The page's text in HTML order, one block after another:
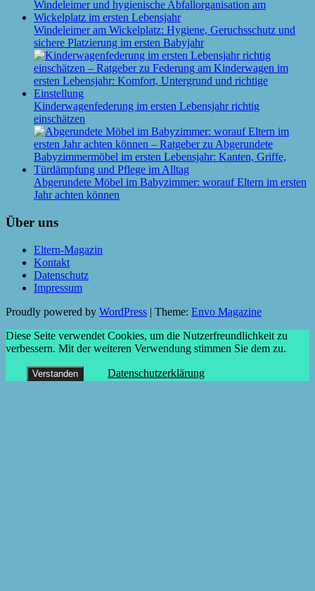
Windeleimer am Wickelplatz: Hygiene, Geruchsschutz und
sichere Platzierung im ersten Babyjahr
Kinderwagenfederung im ersten Lebensjahr richtig
einschätzen
Abgerundete Möbel im Babyzimmer: worauf Eltern im ersten
Jahr achten können
Über uns
Eltern-Magazin
Kontakt
Datenschutz
Impressum
Proudly powered by WordPress | Theme: Envo Magazine
Diese Seite verwendet Cookies, um die Nutzerfreundlichkeit zu
verbessern. Mit der weiteren Verwendung stimmen Sie dem zu.
Verstanden Datenschutzerklärung